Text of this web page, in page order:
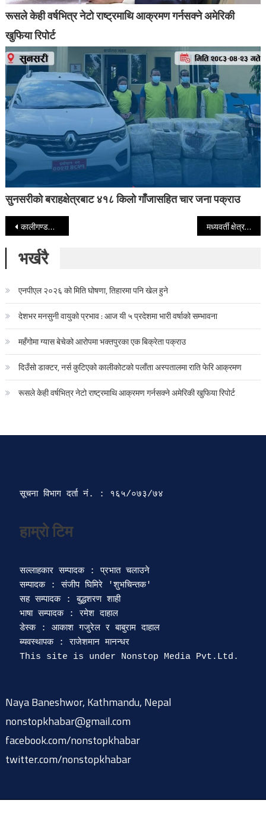
रूसले केही वर्षभित्र नेटो राष्ट्रमाथि आक्रमण गर्नसक्ने अमेरिकी
खुफिया रिपोर्ट
सुनसरीको बराहक्षेत्रबाट ४१८ किलो गाँजासहित चार जना पक्राउ
Post navigation
कालीगण्डकी तिनाहु नदी डाईभर्सनको विरोध मध्यवर्ती क्षेत्रमा घरैपिच्छे माछापोखरी
भर्खरै
एनपीएल २०२६ को मिति घोषणा, तिहारमा पनि खेल हुने
देशभर मनसुनी वायुको प्रभाव : आज यी ५ प्रदेशमा भारी वर्षाको सम्भावना
महँगोमा ग्यास बेचेको आरोपमा भक्तपुरका एक बिक्रेता पक्राउ
दिउँसो डाक्टर, नर्स कुटिएको कालीकोटको पलाँता अस्पतालमा राति फेरि आक्रमण
रूसले केही वर्षभित्र नेटो राष्ट्रमाथि आक्रमण गर्नसक्ने अमेरिकी खुफिया रिपोर्ट
सूचना विभाग दर्ता‍ नं. : १६५/०७३/७४
हाम्रो टिम
सल्लाहकार सम्पादक : प्रभात चलाउने
सम्पादक : संजीप घिमिरे 'शुभचिन्तक'
सह सम्पादक : बुद्धशरण शाही
भाषा सम्पादक : रमेश दाहाल
डेस्क : आकाश गजुरेल र बाबुराम दाहाल
ब्यवस्थापक : राजेशमान मानन्धर
Naya Baneshwor, Kathmandu, Nepal
nonstopkhabar@gmail.com
facebook.com/nonstopkhabar
twitter.com/nonstopkhabar